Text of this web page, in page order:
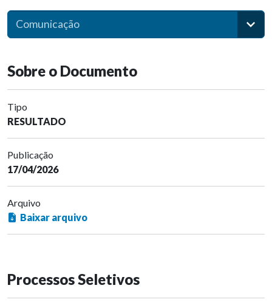
Comunicação
Sobre o Documento
Tipo
RESULTADO
Publicação
17/04/2026
Arquivo
Baixar arquivo
Processos Seletivos